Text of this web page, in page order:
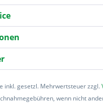
inkl. gesetzl. Mehrwertsteuer zzgl.
wenn nicht